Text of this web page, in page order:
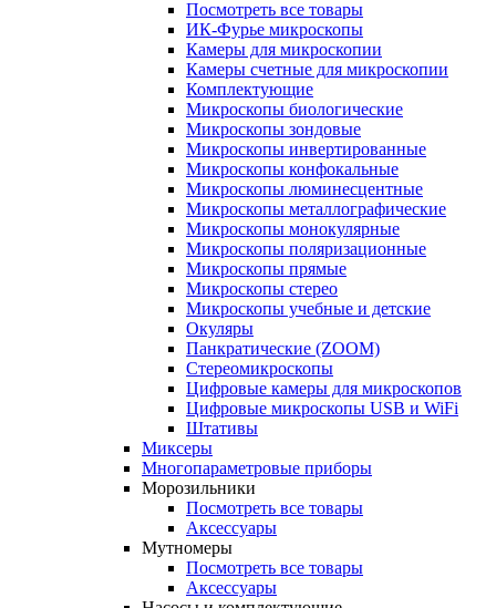
Посмотреть все товары
ИК-Фурье микроскопы
Камеры для микроскопии
Камеры счетные для микроскопии
Комплектующие
Микроскопы биологические
Микроскопы зондовые
Микроскопы инвертированные
Микроскопы конфокальные
Микроскопы люминесцентные
Микроскопы металлографические
Микроскопы монокулярные
Микроскопы поляризационные
Микроскопы прямые
Микроскопы стерео
Микроскопы учебные и детские
Окуляры
Панкратические (ZOOM)
Стереомикроскопы
Цифровые камеры для микроскопов
Цифровые микроскопы USB и WiFi
Штативы
Миксеры
Многопараметровые приборы
Морозильники
Посмотреть все товары
Аксессуары
Мутномеры
Посмотреть все товары
Аксессуары